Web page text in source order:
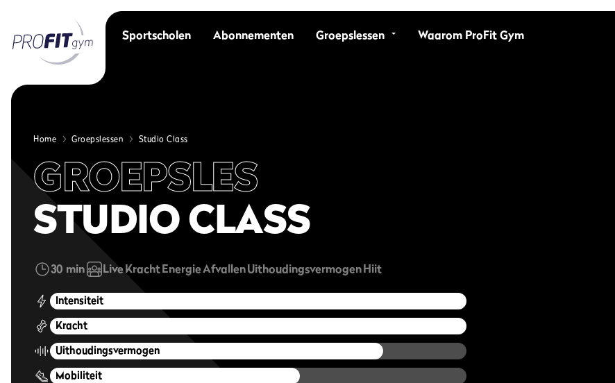
Sportscholen Abonnementen Groepslessen
Waarom ProFit Gym
Home Groepslessen Studio Class
GROEPSLES
STUDIO CLASS
30 min LiveKrachtEnergieAfvallenUithoudingsvermogenHiit
Intensiteit
Kracht
Uithoudingsvermogen
Mobiliteit